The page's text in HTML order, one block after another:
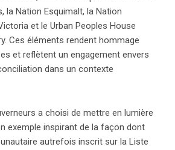
la Nation Esquimalt, la Nation
et le Urban Peoples House
Ces éléments rendent hommage
et reflètent un engagement envers
dans un contexte
a choisi de mettre en lumière
exemple inspirant de la façon dont
autrefois inscrit sur la Liste